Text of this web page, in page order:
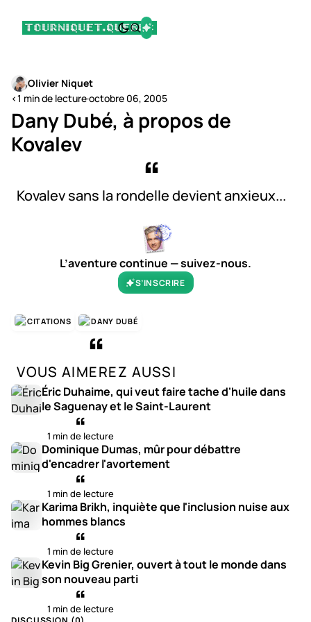
Olivier Niquet
<1 min de lecture·octobre 06, 2005
Dany Dubé, à propos de
Kovalev
Kovalev sans la rondelle devient anxieux...
L’aventure continue — suivez-nous.
S’INSCRIRE
CITATIONS DANY DUBÉ
VOUS AIMEREZ AUSSI
Éric Duhaime, qui veut faire tache d'huile dans
le Saguenay et le Saint-Laurent
1 min de lecture
Dominique Dumas, mûr pour débattre
d'encadrer l'avortement
1 min de lecture
Karima Brikh, inquiète que l'inclusion nuise aux
hommes blancs
1 min de lecture
Kevin Big Grenier, ouvert à tout le monde dans
son nouveau parti
1 min de lecture